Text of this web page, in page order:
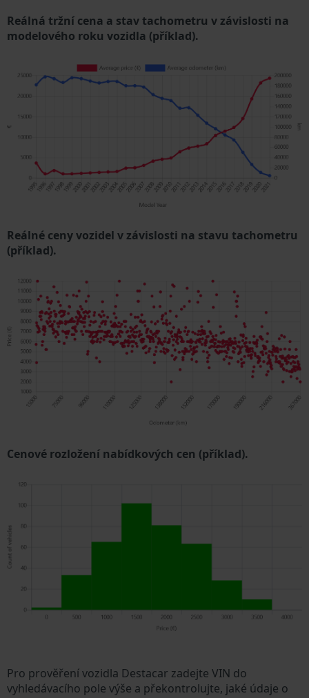
Reálná tržní cena a stav tachometru v závislosti na
modelového roku vozidla (příklad).
Reálné ceny vozidel v závislosti na stavu tachometru
(příklad).
Cenové rozložení nabídkových cen (příklad).
Pro prověření vozidla Destacar zadejte VIN do
vyhledávacího pole výše a překontrolujte, jaké údaje o